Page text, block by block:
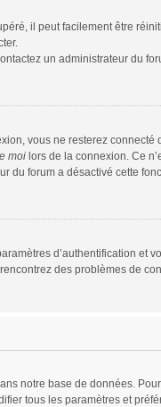
il peut facilement être
un administrateur du
vous ne resterez connecté
moilors de la connexion. Ce
du forum a désactivé cette
d’authentification
des problèmes de
notre base de données.
tous les paramètres et